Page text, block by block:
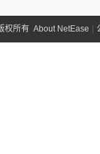
权所有 About NetEase